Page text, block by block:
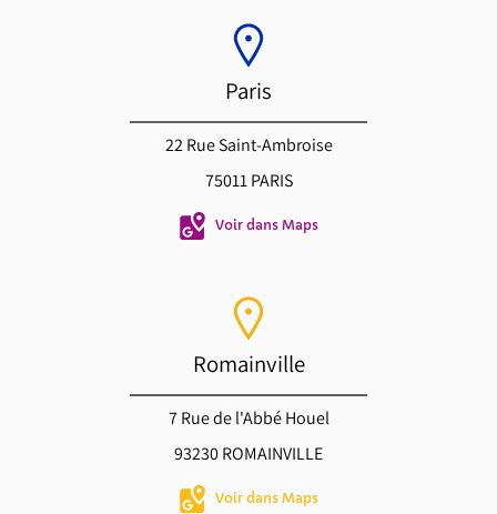
Paris
22 Rue Saint-Ambroise
75011 PARIS
Voir dans Maps
Romainville
7 Rue de l'Abbé Houel
93230 ROMAINVILLE
Voir dans Maps